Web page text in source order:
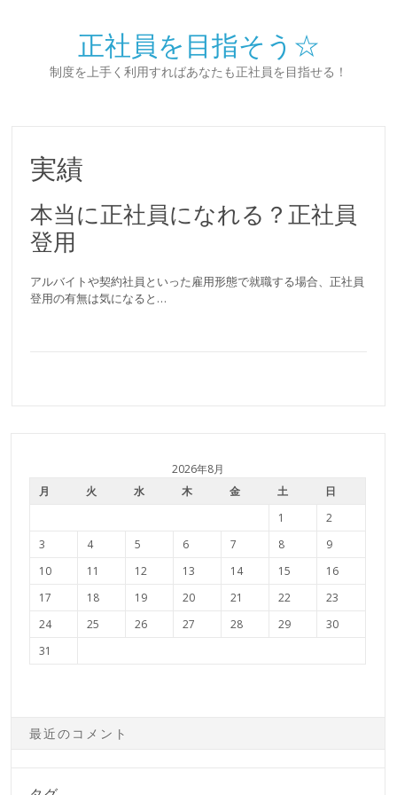
正社員を目指そう☆
制度を上手く利用すればあなたも正社員を目指せる！
実績
本当に正社員になれる？正社員
登用
アルバイトや契約社員といった雇用形態で就職する場合、正社員
登用の有無は気になると…
2026年8月
月
火 水 木 金 土
日
1
2
3
4 5 6 7 8
9
10
11 12 13 14 15
16
17
18 19 20 21 22
23
24
25 26 27 28 29
30
31
最近のコメント